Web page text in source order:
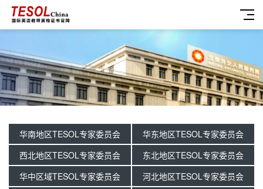
华南地区TESOL专家委员会
华东地区TESOL专家委员会
西北地区TESOL专家委员会
东北地区TESOL专家委员会
华中区域TESOL专家委员会
河北地区TESOL专家委员会